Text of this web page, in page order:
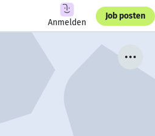
Anmelden
Job posten